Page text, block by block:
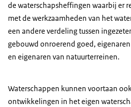
de waterschapsheffingen waarbij er
met de werkzaamheden van het
een andere verdeling tussen
gebouwd onroerend goed,
en eigenaren van natuurterreinen.
Waterschappen kunnen voortaan
ontwikkelingen in het eigen